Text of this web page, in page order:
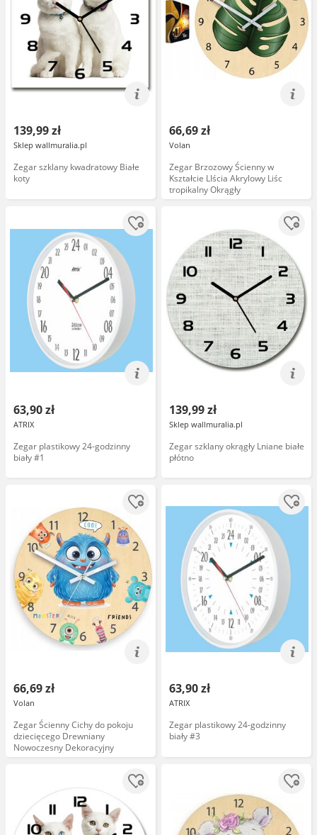
139,99 zł
Sklep wallmuralia.pl
Zegar szklany kwadratowy Białe
koty
66,69 zł
Volan
Zegar Brzozowy Ścienny w
Kształcie LIścia Akrylowy Liśc
tropikalny Okrągły
63,90 zł
ATRIX
Zegar plastikowy 24-godzinny
biały #1
139,99 zł
Sklep wallmuralia.pl
Zegar szklany okrągły Lniane białe
płótno
66,69 zł
Volan
Zegar Ścienny Cichy do pokoju
dziecięcego Drewniany
Nowoczesny Dekoracyjny
63,90 zł
ATRIX
Zegar plastikowy 24-godzinny
biały #3